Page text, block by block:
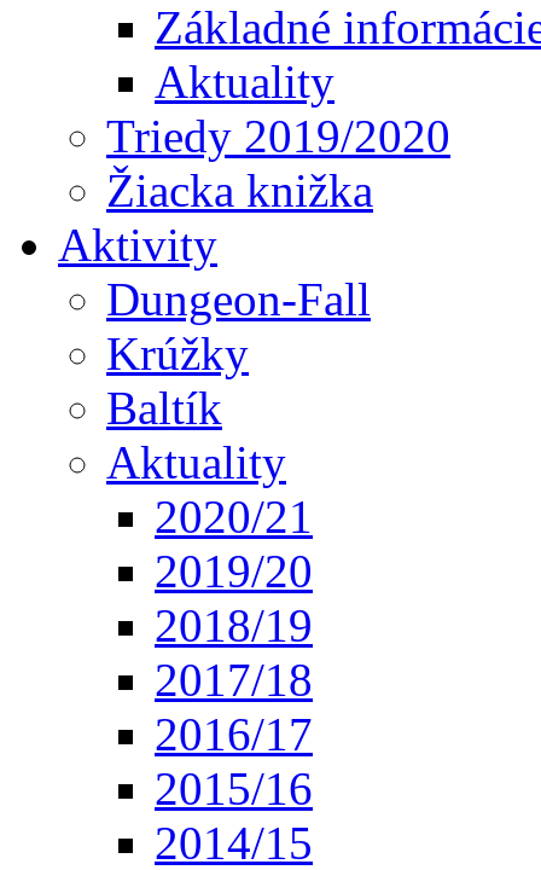
Základné
Aktuality
Triedy 2019/2020
Žiacka knižka
Aktivity
Dungeon-Fall
Krúžky
Baltík
Aktuality
2020/21
2019/20
2018/19
2017/18
2016/17
2015/16
2014/15